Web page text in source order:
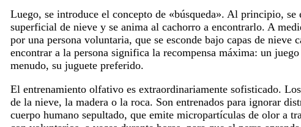
Luego, se introduce el concepto de «búsqueda». Al principio,
superficial de nieve y se anima al cachorro a encontrarlo. A
por una persona voluntaria, que se esconde bajo capas de nieve
encontrar a la persona significa la recompensa máxima: un
menudo, su juguete preferido.
El entrenamiento olfativo es extraordinariamente sofisticado.
de la nieve, la madera o la roca. Son entrenados para ignorar
cuerpo humano sepultado, que emite micropartículas de olor a